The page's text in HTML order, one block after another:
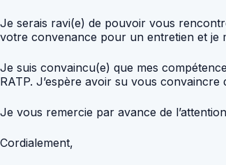
Je serais ravi(e) de pouvoir vous
votre convenance pour un entretien et je
Je suis convaincu(e) que mes
RATP. J’espère avoir su vous
Je vous remercie par avance de
Cordialement,